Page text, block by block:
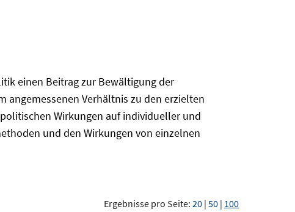
einen Beitrag zur Bewältigung der
angemessenen Verhältnis zu den erzielten
Wirkungen auf individueller und
und den Wirkungen von einzelnen
Ergebnisse pro Seite: 20 | 50 | 100